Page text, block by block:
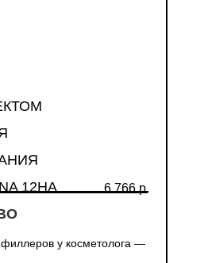
12HA
6 766 р.
у косметолога —